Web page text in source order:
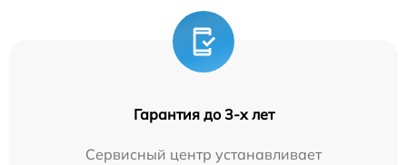
Гарантия до 3-х лет
Сервисный центр устанавливает